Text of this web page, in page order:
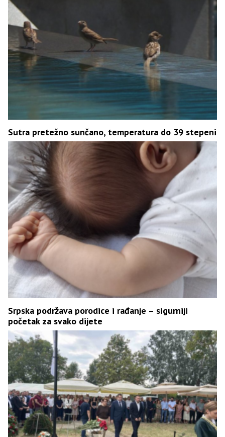
Sutra pretežno sunčano, temperatura do 39 stepeni
Srpska podržava porodice i rađanje – sigurniji
početak za svako dijete